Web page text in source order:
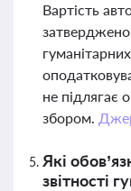
Вартість
не
збором.
Які
звітності